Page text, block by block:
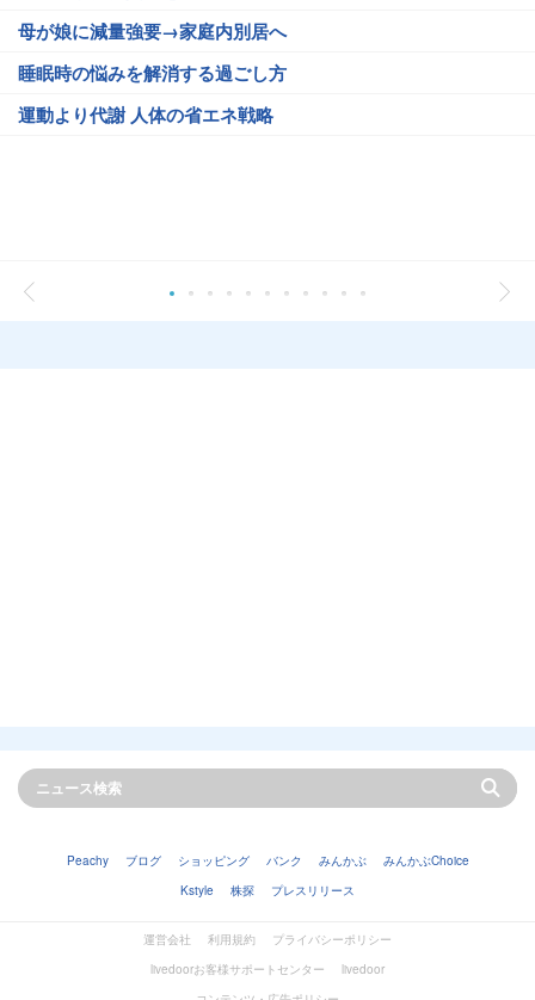
母が娘に減量強要→家庭内別居へ
睡眠時の悩みを解消する過ごし方
運動より代謝 人体の省エネ戦略
Peachy ブログ ショッピング バンク みんかぶ
みんかぶChoice
Kstyle
株探 プレスリリース
運営会社 利用規約
プライバシーポリシー
livedoorお客様サポートセンター
livedoor